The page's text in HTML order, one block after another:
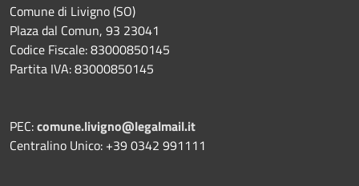
Comune di Livigno (SO)
Plaza dal Comun, 93 23041
Codice Fiscale: 83000850145
Partita IVA: 83000850145
PEC:comune.livigno@legalmail.it
Centralino Unico: +39 0342 991111